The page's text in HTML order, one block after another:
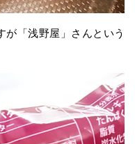
「浅野屋」さんという